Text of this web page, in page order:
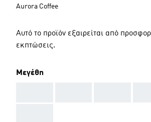
Aurora Coffee
Αυτό το προϊόν εξαιρείται από
εκπτώσεις.
Μεγέθη